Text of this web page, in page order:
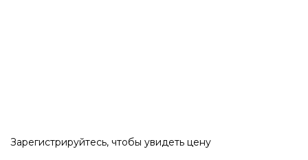
Зарегистрируйтесь, чтобы увидеть цену